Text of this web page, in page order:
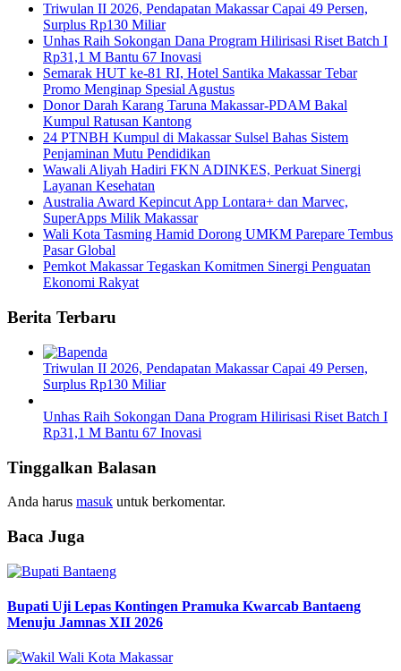
Triwulan II 2026, Pendapatan Makassar Capai 49 Persen,
Surplus Rp130 Miliar
Unhas Raih Sokongan Dana Program Hilirisasi Riset Batch I
Rp31,1 M Bantu 67 Inovasi
Semarak HUT ke-81 RI, Hotel Santika Makassar Tebar
Promo Menginap Spesial Agustus
Donor Darah Karang Taruna Makassar-PDAM Bakal
Kumpul Ratusan Kantong
24 PTNBH Kumpul di Makassar Sulsel Bahas Sistem
Penjaminan Mutu Pendidikan
Wawali Aliyah Hadiri FKN ADINKES, Perkuat Sinergi
Layanan Kesehatan
Australia Award Kepincut App Lontara+ dan Marvec,
SuperApps Milik Makassar
Wali Kota Tasming Hamid Dorong UMKM Parepare Tembus
Pasar Global
Pemkot Makassar Tegaskan Komitmen Sinergi Penguatan
Ekonomi Rakyat
Berita Terbaru
Triwulan II 2026, Pendapatan Makassar Capai 49 Persen,
Surplus Rp130 Miliar
Unhas Raih Sokongan Dana Program Hilirisasi Riset Batch I
Rp31,1 M Bantu 67 Inovasi
Tinggalkan Balasan
Anda harus masuk untuk berkomentar.
Baca Juga
Bupati Uji Lepas Kontingen Pramuka Kwarcab Bantaeng
Menuju Jamnas XII 2026